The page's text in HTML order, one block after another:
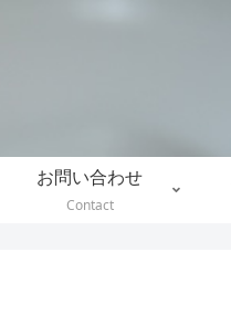
お問い合わせ
Contact